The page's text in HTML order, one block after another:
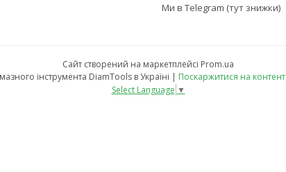
Ми в Telegram (тут знижки)
Сайт створений на маркетплейсі Prom.ua
Магазин професійного алмазного інструмента DiamTools в Україні | Поскаржитися на контент
Select Language ▼